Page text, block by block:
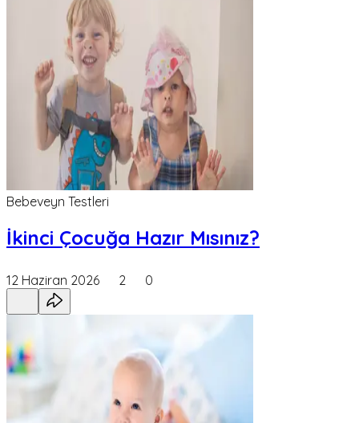
Bebeveyn Testleri
İkinci Çocuğa Hazır Mısınız?
12 Haziran 2026 2 0